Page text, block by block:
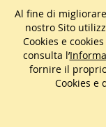
Al fine di
nostro Sito
Cookies e
consulta l’
fornire il proprio
Cookies e